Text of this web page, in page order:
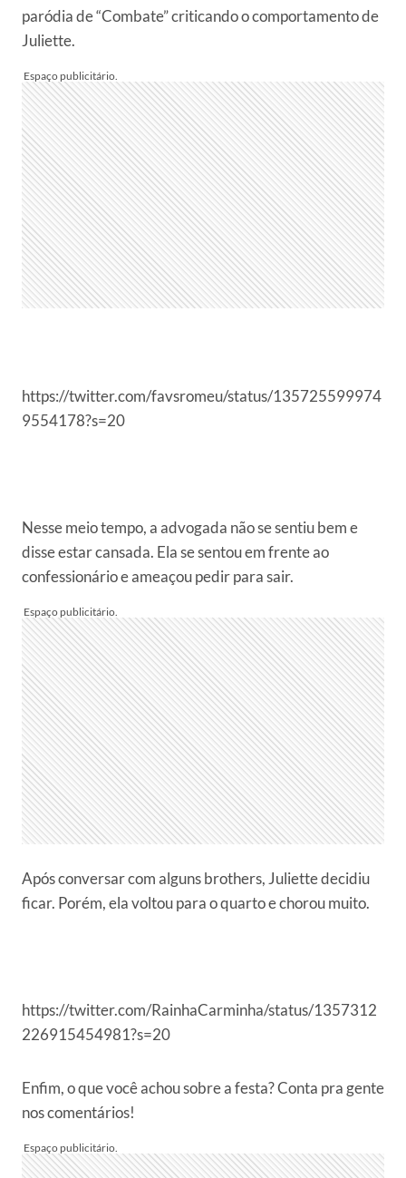
paródia de “Combate” criticando o comportamento de
Juliette.
https://twitter.com/favsromeu/status/135725599974
9554178?s=20
Nesse meio tempo, a advogada não se sentiu bem e
disse estar cansada. Ela se sentou em frente ao
confessionário e ameaçou pedir para sair.
Após conversar com alguns brothers, Juliette decidiu
ficar. Porém, ela voltou para o quarto e chorou muito.
https://twitter.com/RainhaCarminha/status/1357312
226915454981?s=20
Enfim, o que você achou sobre a festa? Conta pra gente
nos comentários!